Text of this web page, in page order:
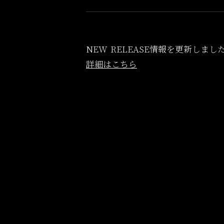
NEW RELEASE情報を更新しまし
詳細はこちら